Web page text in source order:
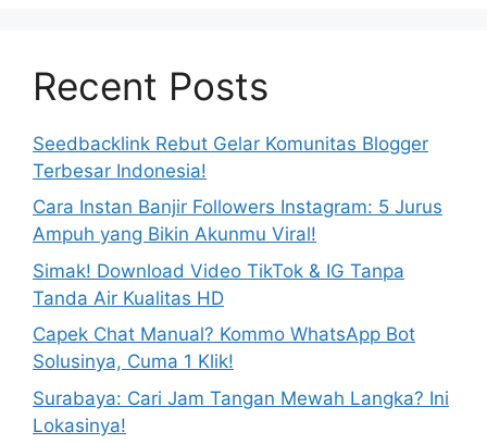
Recent Posts
Seedbacklink Rebut Gelar Komunitas Blogger
Terbesar Indonesia!
Cara Instan Banjir Followers Instagram: 5 Jurus
Ampuh yang Bikin Akunmu Viral!
Simak! Download Video TikTok & IG Tanpa
Tanda Air Kualitas HD
Capek Chat Manual? Kommo WhatsApp Bot
Solusinya, Cuma 1 Klik!
Surabaya: Cari Jam Tangan Mewah Langka? Ini
Lokasinya!